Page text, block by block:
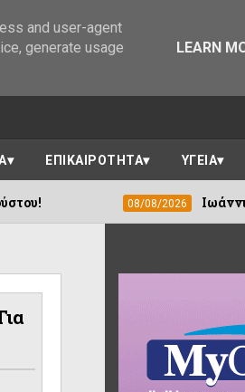
ΕΠΙΚΑΙΡΟΤΗΤΑ ΥΓΕΙΑ
08/08/2026 Ιωάννινα
and user-agent
generate usage
LEARN